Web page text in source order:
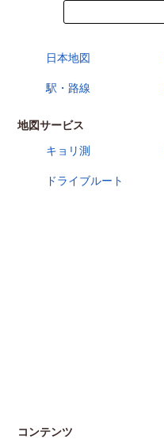
日本地図
駅・路線
地図サービス
キョリ測
ドライブルート
コンテンツ